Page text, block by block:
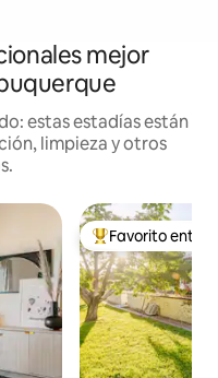
mejor
estas estadías están
limpieza y otros
Favorito entre
Favorito entre